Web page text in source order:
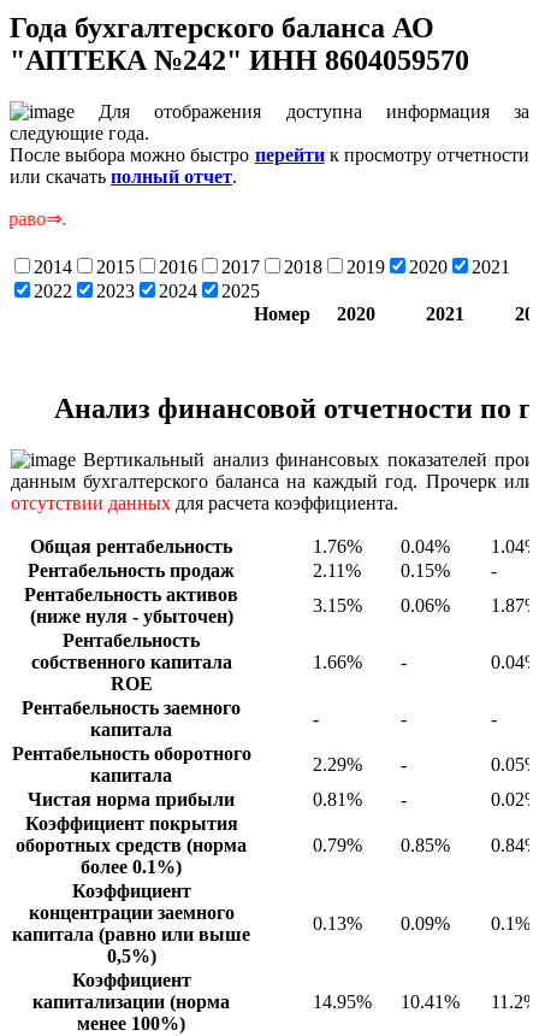
Года бухгалтерского баланса АО
"АПТЕКА №242" ИНН 8604059570
Для отображения доступна информация за
следующие года.
После выбора можно быстро перейтик просмотру отчетности
или скачать полный отчет.
2014 2015 2016 2017 2018 2019 2020
2021
2022
2023 2024
2025
Номер
2020 2021
Анализ финансовой отчетности по
Вертикальный анализ финансовых показателей
данным бухгалтерского баланса на каждый год. Прочерк или
отсутствии данных для расчета коэффициента.
Общая рентабельность 1.76% 0.04%
1.04%
Рентабельность продаж
2.11% 0.15%
-
Рентабельность активов
(ниже нуля - убыточен)
3.15% 0.06%
1.87%
Рентабельность
собственного капитала
ROE
1.66% - 0.04%
Рентабельность заемного
капитала
- -
-
Рентабельность оборотного
капитала
2.29% -
0.05%
Чистая норма прибыли
0.81% -
0.02%
Коэффициент покрытия
оборотных средств (норма
более 0.1%)
0.79% 0.85% 0.84%
Коэффициент
концентрации заемного
капитала (равно или выше
0,5%)
0.13% 0.09% 0.1%
Коэффициент
капитализации (норма
менее 100%)
14.95% 10.41% 11.2%